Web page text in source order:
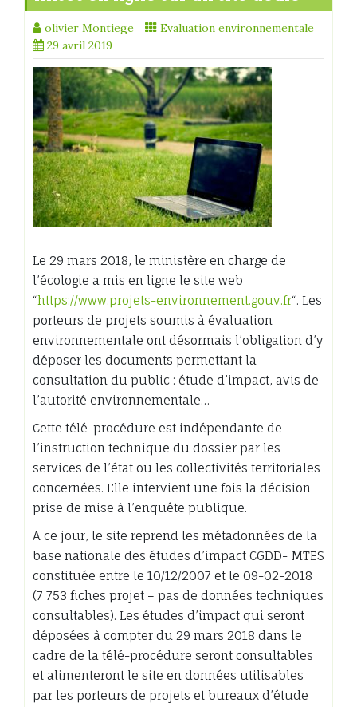
olivier Montiege
Evaluation environnementale
29 avril 2019
Le 29 mars 2018, le ministère en charge de
l’écologie a mis en ligne le site web
“https://www.projets-environnement.gouv.fr“. Les
porteurs de projets soumis à évaluation
environnementale ont désormais l’obligation d’y
déposer les documents permettant la
consultation du public : étude d’impact, avis de
l’autorité environnementale…
Cette télé-procédure est indépendante de
l’instruction technique du dossier par les
services de l’état ou les collectivités territoriales
concernées. Elle intervient une fois la décision
prise de mise à l’enquête publique.
A ce jour, le site reprend les métadonnées de la
base nationale des études d’impact CGDD- MTES
constituée entre le 10/12/2007 et le 09-02-2018
(7 753 fiches projet – pas de données techniques
consultables). Les études d’impact qui seront
déposées à compter du 29 mars 2018 dans le
cadre de la télé-procédure seront consultables
et alimenteront le site en données utilisables
par les porteurs de projets et bureaux d’étude